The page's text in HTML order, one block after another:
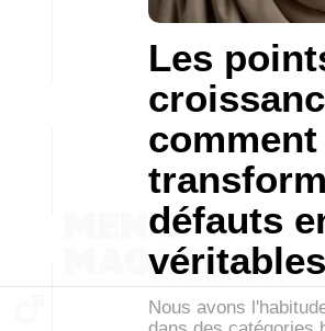
Les
comment
défauts
Nous avons